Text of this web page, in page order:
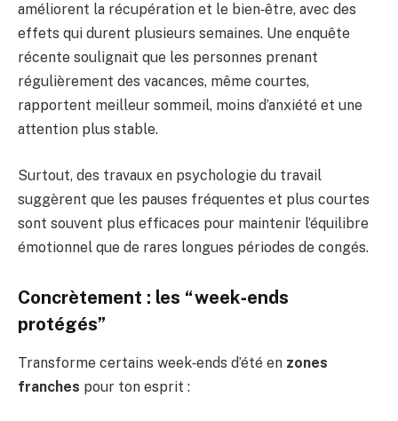
améliorent la récupération et le bien‑être, avec des
effets qui durent plusieurs semaines. Une enquête
récente soulignait que les personnes prenant
régulièrement des vacances, même courtes,
rapportent meilleur sommeil, moins d’anxiété et une
attention plus stable.
Surtout, des travaux en psychologie du travail
suggèrent que les pauses fréquentes et plus courtes
sont souvent plus efficaces pour maintenir l’équilibre
émotionnel que de rares longues périodes de congés.
Concrètement : les “week‑ends
protégés”
Transforme certains week‑ends d’été en zones
franches pour ton esprit :